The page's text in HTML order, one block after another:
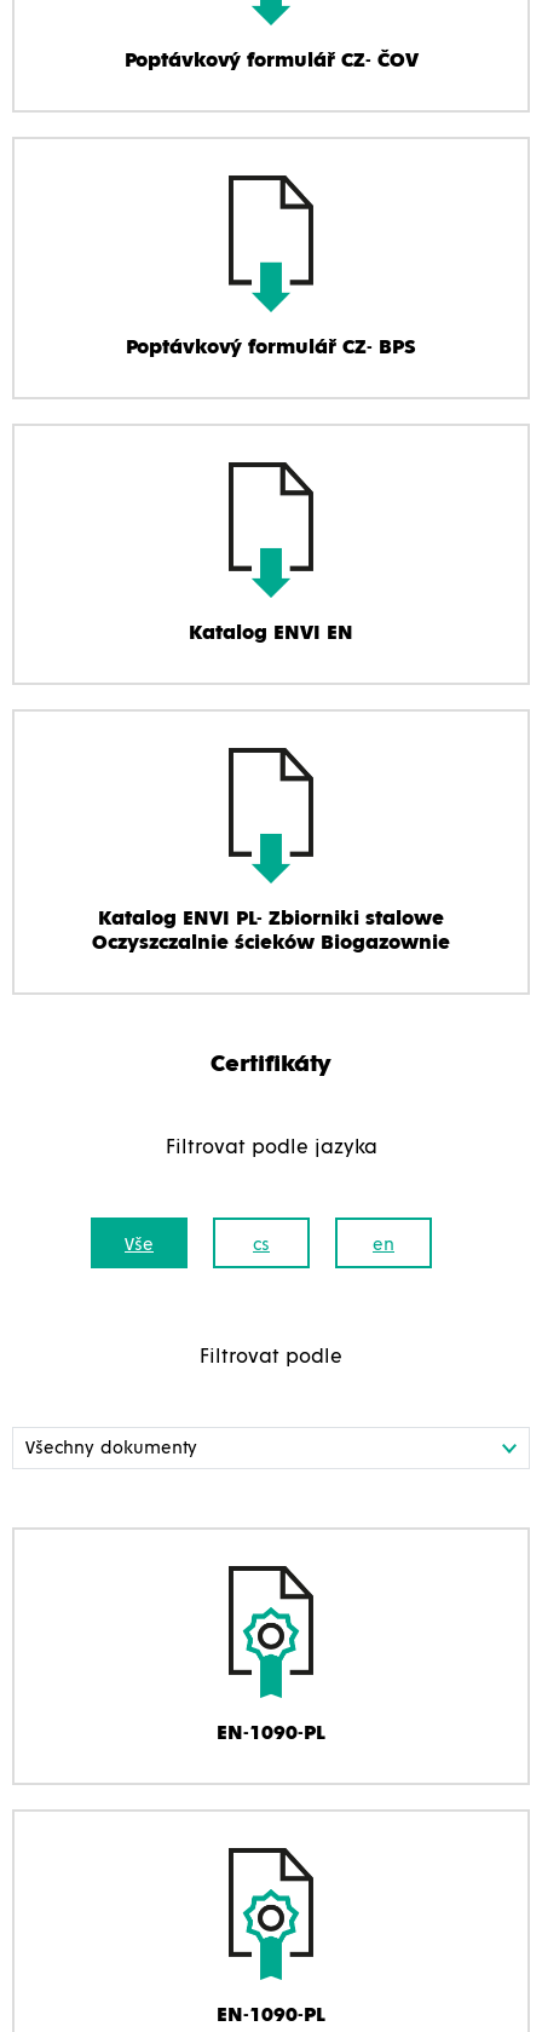
Poptávkový formulář CZ- ČOV
Poptávkový formulář CZ- BPS
Katalog ENVI EN
Katalog ENVI PL- Zbiorniki stalowe
Oczyszczalnie ścieków Biogazownie
Certifikáty
Filtrovat podle jazyka
Vše cs en
Filtrovat podle
EN-1090-PL
EN-1090-PL